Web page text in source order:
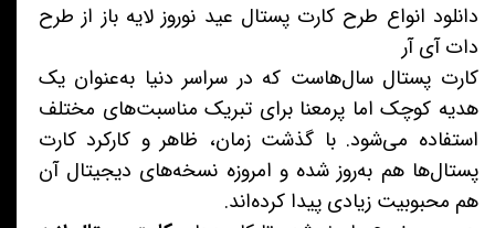
دانلود انواع طرح کارت پستال عید نوروز لایه باز از طرح
دات آی آر
کارت پستال سال‌هاست که در سراسر دنیا به‌عنوان یک
هدیه کوچک اما پرمعنا برای تبریک مناسبت‌های مختلف
استفاده می‌شود. با گذشت زمان، ظاهر و کارکرد کارت
پستال‌ها هم به‌روز شده و امروزه نسخه‌های دیجیتال آن
هم محبوبیت زیادی پیدا کرده‌اند.